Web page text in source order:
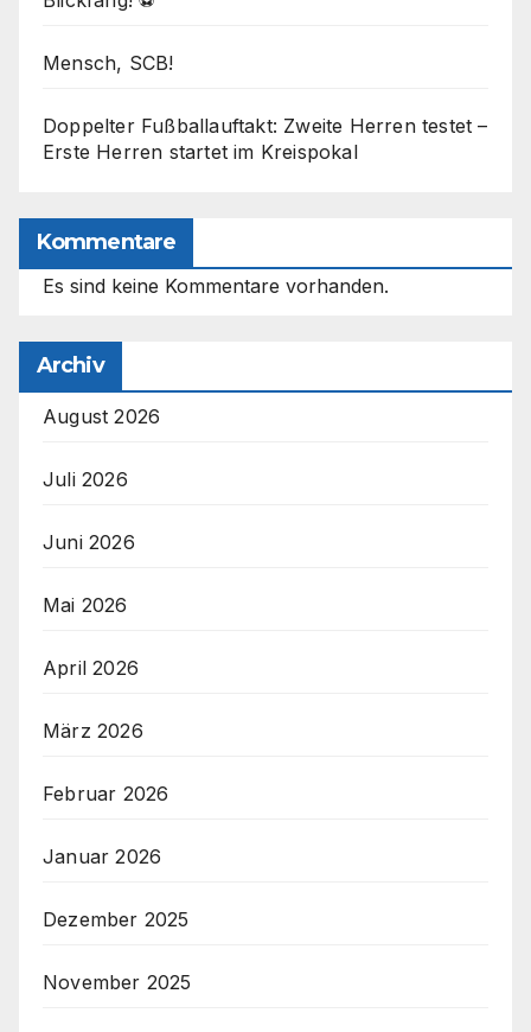
Mensch, SCB!
Doppelter Fußballauftakt: Zweite Herren testet –
Erste Herren startet im Kreispokal
Kommentare
Es sind keine Kommentare vorhanden.
Archiv
August 2026
Juli 2026
Juni 2026
Mai 2026
April 2026
März 2026
Februar 2026
Januar 2026
Dezember 2025
November 2025